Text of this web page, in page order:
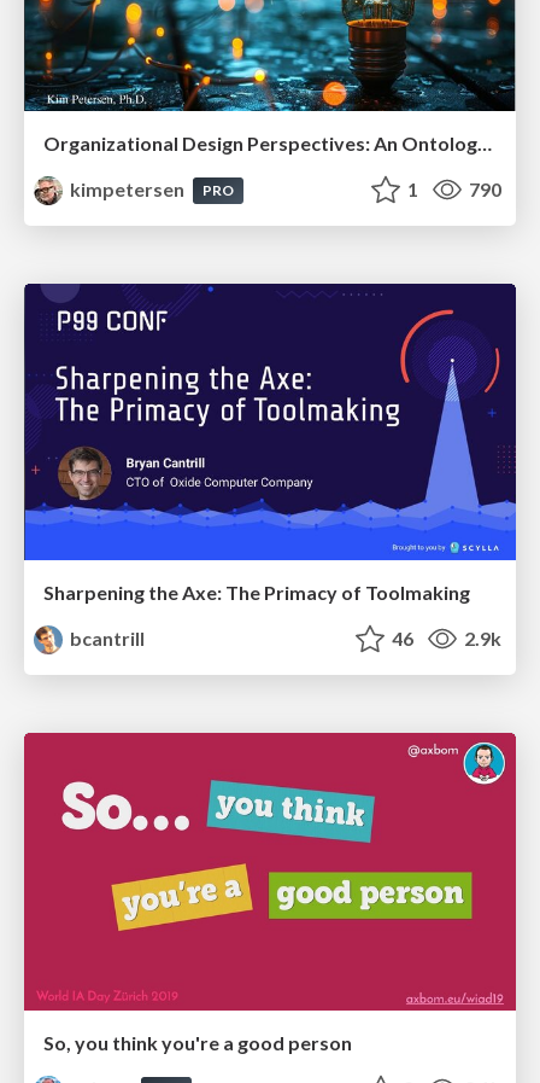
Organizational Design Perspectives: An Ontology of Organizational Design Elements
kimpetersen
PRO 1 790
Sharpening the Axe: The Primacy of Toolmaking
bcantrill
46 2.9k
So, you think you're a good person